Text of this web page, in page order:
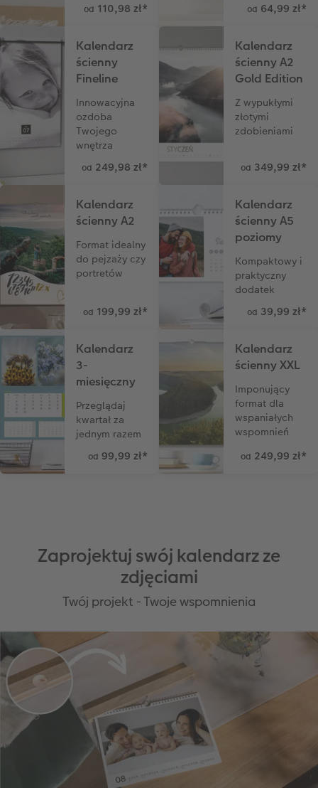
od 110,98 zł* od 64,99 zł*
Kalendarz
ścienny
Fineline
Innowacyjna
ozdoba
Twojego
wnętrza
od 249,98 zł*
Kalendarz
ścienny A2
Gold Edition
Z wypukłymi
złotymi
zdobieniami
od 349,99 zł*
Kalendarz
ścienny A2
Format idealny
do pejzaży czy
portretów
od 199,99 zł*
Kalendarz
ścienny A5
poziomy
Kompaktowy i
praktyczny
dodatek
od 39,99 zł*
Kalendarz
3-
miesięczny
Przeglądaj
kwartał za
jednym razem
od 99,99 zł*
Kalendarz
ścienny XXL
Imponujący
format dla
wspaniałych
wspomnień
od 249,99 zł*
Zaprojektuj swój kalendarz ze
zdjęciami
Twój projekt - Twoje wspomnienia